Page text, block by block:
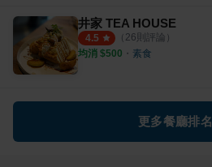
井家 TEA HOUSE
4.5 （ 26則評論）
均消 $500 ・ 素食
更多餐廳排名